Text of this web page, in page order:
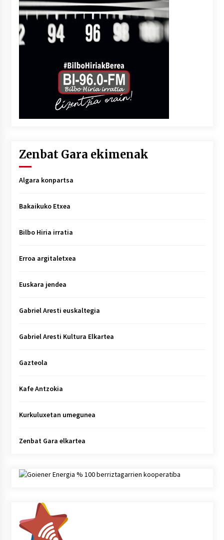
Zenbat Gara ekimenak
Algara konpartsa
Bakaikuko Etxea
Bilbo Hiria irratia
Erroa argitaletxea
Euskara jendea
Gabriel Aresti euskaltegia
Gabriel Aresti Kultura Elkartea
Gazteola
Kafe Antzokia
Kurkuluxetan umegunea
Zenbat Gara elkartea